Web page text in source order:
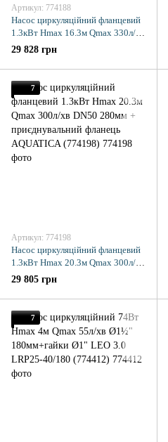
Артикул: 774188
Насос циркуляційний фланцевий
1.3кВт Hmax 16.3м Qmax 330л/хв
DN50 280мм + приєднувальний
фланець AQUATICA (774188)
29 828 грн
7
Артикул: 774198
Насос циркуляційний фланцевий
1.3кВт Hmax 20.3м Qmax 300л/хв
DN50 280мм + приєднувальний
фланець AQUATICA (774198)
29 805 грн
7